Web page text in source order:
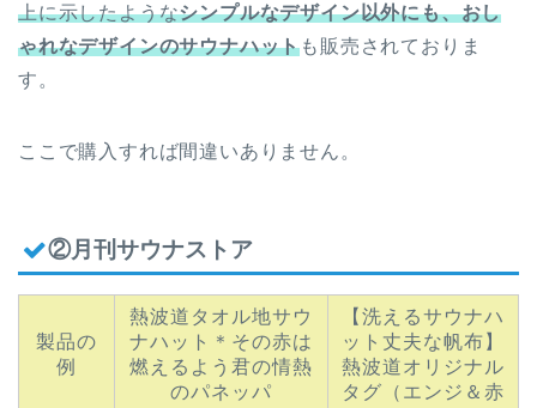
上に示したようなシンプルなデザイン以外にも、おし
ゃれなデザインのサウナハットも販売されておりま
す。
ここで購入すれば間違いありません。
②月刊サウナストア
製品の
例
熱波道タオル地サウ
ナハット＊その赤は
燃えるよう君の情熱
のパネッパ
【洗えるサウナハ
ット丈夫な帆布】
熱波道オリジナル
タグ（エンジ＆赤